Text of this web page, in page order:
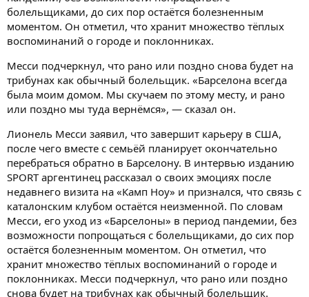
болельщиками, до сих пор остаётся болезненным
моментом. Он отметил, что хранит множество тёплых
воспоминаний о городе и поклонниках.
Месси подчеркнул, что рано или поздно снова будет на
трибунах как обычный болельщик. «Барселона всегда
была моим домом. Мы скучаем по этому месту, и рано
или поздно мы туда вернёмся», — сказал он.
Лионель Месси заявил, что завершит карьеру в США,
после чего вместе с семьёй планирует окончательно
перебраться обратно в Барселону. В интервью изданию
SPORT аргентинец рассказал о своих эмоциях после
недавнего визита на «Камп Ноу» и признался, что связь с
каталонским клубом остаётся неизменной. По словам
Месси, его уход из «Барселоны» в период пандемии, без
возможности попрощаться с болельщиками, до сих пор
остаётся болезненным моментом. Он отметил, что
хранит множество тёплых воспоминаний о городе и
поклонниках. Месси подчеркнул, что рано или поздно
снова будет на трибунах как обычный болельщик.